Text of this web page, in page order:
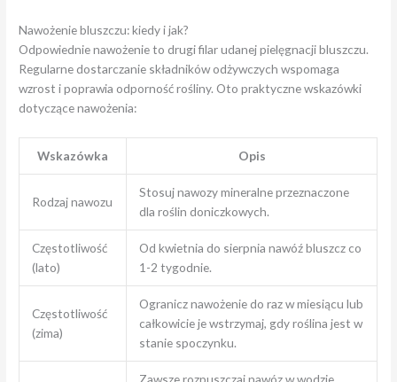
Nawożenie bluszczu: kiedy i jak?
Odpowiednie nawożenie to drugi filar udanej pielęgnacji bluszczu.
Regularne dostarczanie składników odżywczych wspomaga
wzrost i poprawia odporność rośliny. Oto praktyczne wskazówki
dotyczące nawożenia:
Wskazówka Opis
Rodzaj nawozu
Stosuj nawozy mineralne przeznaczone
dla roślin doniczkowych.
Częstotliwość
(lato)
Od kwietnia do sierpnia nawóź bluszcz co
1-2 tygodnie.
Częstotliwość
(zima)
Ogranicz nawożenie do raz w miesiącu lub
całkowicie je wstrzymaj, gdy roślina jest w
stanie spoczynku.
Zawsze rozpuszczaj nawóz w wodzie